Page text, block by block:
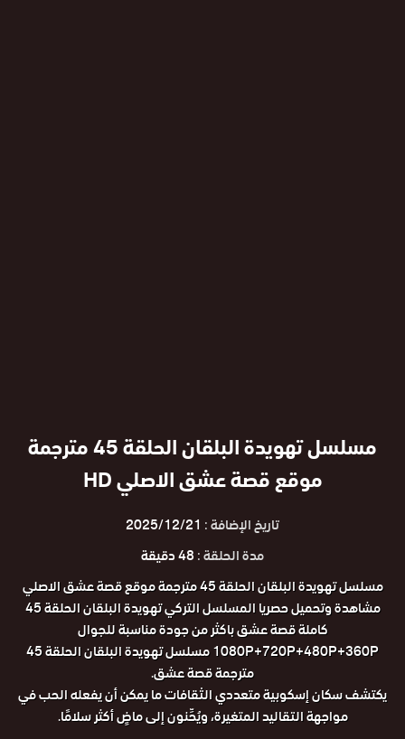
مسلسل تهويدة البلقان الحلقة 45 مترجمة
موقع قصة عشق الاصلي HD
تاريخ الإضافة : 2025/12/21
مدة الحلقة :48 دقيقة
مسلسل تهويدة البلقان الحلقة 45 مترجمة موقع قصة عشق الاصلي
مشاهدة وتحميل حصريا المسلسل التركي تهويدة البلقان الحلقة 45
كاملة قصة عشق باكثر من جودة مناسبة للجوال
1080P+720P+480P+360P مسلسل تهويدة البلقان الحلقة 45
مترجمة قصة عشق.
يكتشف سكان إسكوبية متعددي الثقافات ما يمكن أن يفعله الحب في
مواجهة التقاليد المتغيرة، ويُحِّنون إلى ماضٍ أكثر سلامًا.